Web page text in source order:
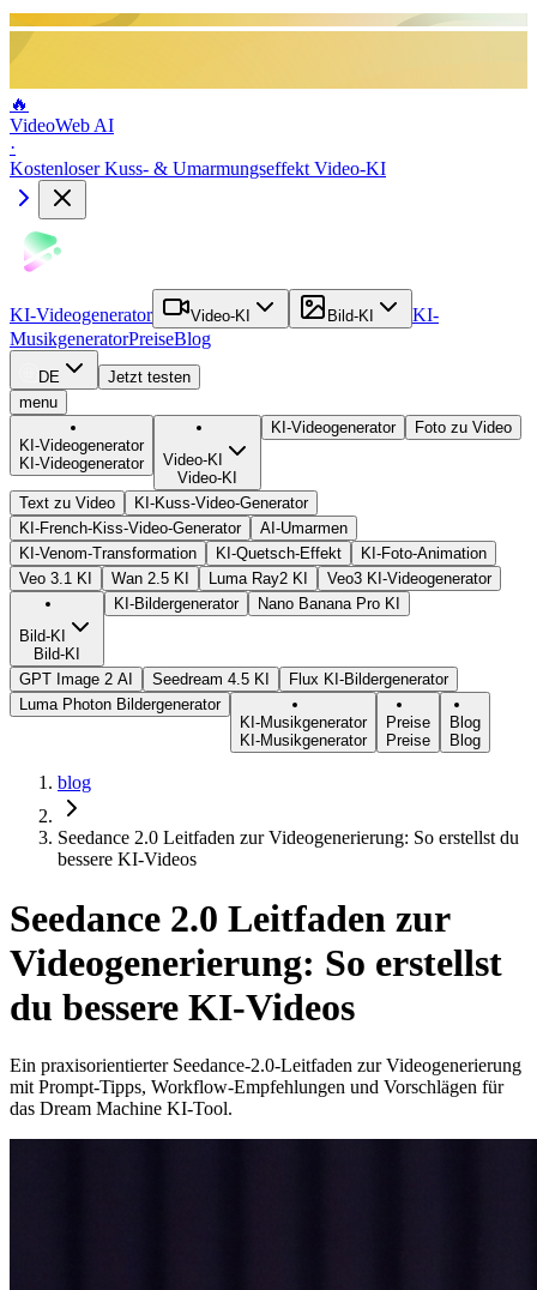
🔥
VideoWeb AI
·
Kostenloser Kuss- & Umarmungseffekt Video-KI
KI-Videogenerator Video-KI Bild-KI
KI-
MusikgeneratorPreiseBlog
DE
Jetzt testen
menu
KI-Videogenerator
KI-Videogenerator
Video-KI
Video-KI
KI-Videogenerator Foto zu Video
Text zu Video
KI-Kuss-Video-Generator
KI-French-Kiss-Video-Generator
AI-Umarmen
KI-Venom-Transformation
KI-Quetsch-Effekt
KI-Foto-Animation
Veo 3.1 KI
Wan 2.5 KI Luma Ray2 KI Veo3 KI-Videogenerator
Bild-KI
Bild-KI
KI-Bildergenerator Nano Banana Pro KI
GPT Image 2 AI Seedream 4.5 KI
Flux KI-Bildergenerator
Luma Photon Bildergenerator
KI-Musikgenerator
KI-Musikgenerator
Preise
Preise
Blog
Blog
blog
Seedance 2.0 Leitfaden zur Videogenerierung: So erstellst du
bessere KI-Videos
Seedance 2.0 Leitfaden zur
Videogenerierung: So erstellst
du bessere KI-Videos
Ein praxisorientierter Seedance-2.0-Leitfaden zur Videogenerierung
mit Prompt-Tipps, Workflow-Empfehlungen und Vorschlägen für
das Dream Machine KI-Tool.